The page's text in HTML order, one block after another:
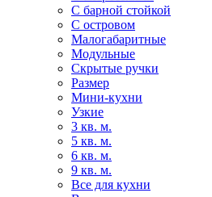
С барной стойкой
С островом
Малогабаритные
Модульные
Скрытые ручки
Размер
Мини-кухни
Узкие
3 кв. м.
5 кв. м.
6 кв. м.
9 кв. м.
Все для кухни